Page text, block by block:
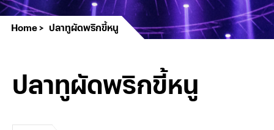
Home ปลาทูผัดพริกขี้หนู
ปลาทูผัดพริกขี้หนู